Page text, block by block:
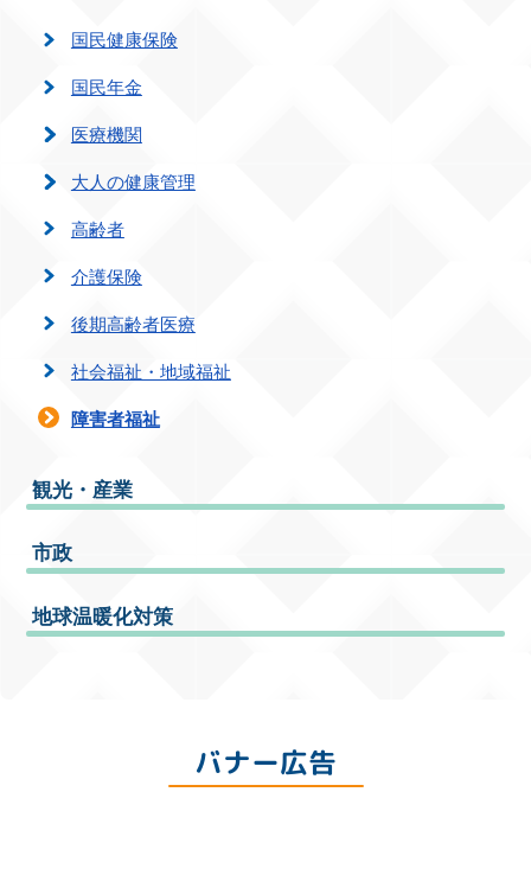
国民健康保険
国民年金
医療機関
大人の健康管理
高齢者
介護保険
後期高齢者医療
社会福祉・地域福祉
障害者福祉
観光・産業
市政
地球温暖化対策
バナー広告